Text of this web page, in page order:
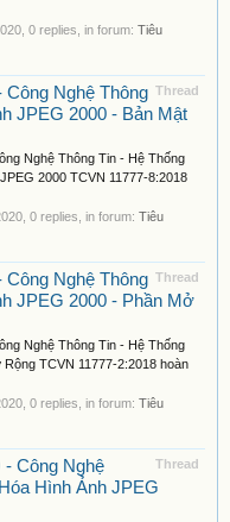
, 0 replies, in forum: Tiêu
Thread
Công Nghệ Thông
JPEG 2000 - Bản Mật
Nghệ Thông Tin - Hệ Thống
2000 TCVN 11777-8:2018
, 0 replies, in forum: Tiêu
Thread
Công Nghệ Thông
JPEG 2000 - Phần Mở
Nghệ Thông Tin - Hệ Thống
TCVN 11777-2:2018 hoàn
, 0 replies, in forum: Tiêu
Thread
- Công Nghệ
Hình Ảnh JPEG